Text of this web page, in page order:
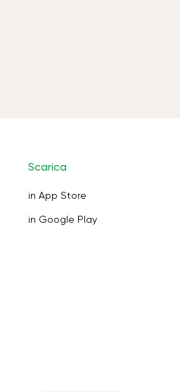
Scarica
in App Store
in Google Play